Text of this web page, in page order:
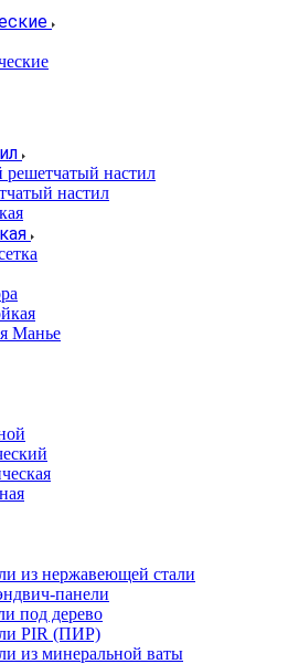
настил
настил
Манье
из нержавеющей стали
панели
под дерево
PIR (ПИР)
из минеральной ваты